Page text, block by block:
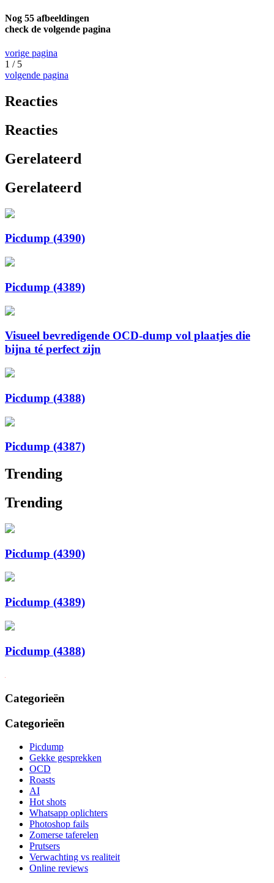
Nog 55 afbeeldingen
check de volgende pagina
vorige pagina
1 / 5
volgende pagina
Reacties
Reacties
Gerelateerd
Gerelateerd
Picdump (4390)
Picdump (4389)
Visueel bevredigende OCD-dump vol plaatjes die
bijna té perfect zijn
Picdump (4388)
Picdump (4387)
Trending
Trending
Picdump (4390)
Picdump (4389)
Picdump (4388)
Categorieën
Categorieën
Picdump
Gekke gesprekken
OCD
Roasts
AI
Hot shots
Whatsapp oplichters
Photoshop fails
Zomerse taferelen
Prutsers
Verwachting vs realiteit
Online reviews